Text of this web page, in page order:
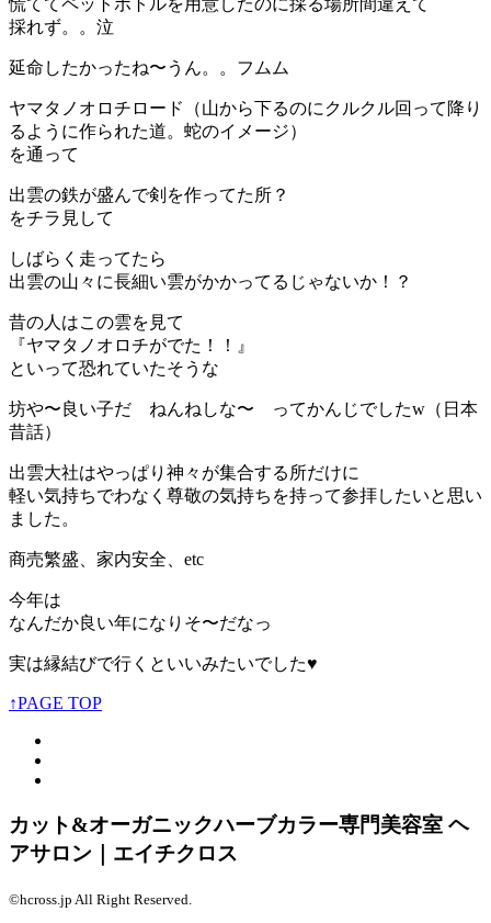
慌ててペットボトルを用意したのに採る場所間違えて
採れず。。泣
延命したかったね〜うん。。フムム
ヤマタノオロチロード（山から下るのにクルクル回って降り
るように作られた道。蛇のイメージ）
を通って
出雲の鉄が盛んで剣を作ってた所？
をチラ見して
しばらく走ってたら
出雲の山々に長細い雲がかかってるじゃないか！？
昔の人はこの雲を見て
『ヤマタノオロチがでた！！』
といって恐れていたそうな
坊や〜良い子だ ねんねしな〜 ってかんじでしたw（日本
昔話）
出雲大社はやっぱり神々が集合する所だけに
軽い気持ちでわなく尊敬の気持ちを持って参拝したいと思い
ました。
商売繁盛、家内安全、etc
今年は
なんだか良い年になりそ〜だなっ
実は縁結びで行くといいみたいでした♥
↑PAGE TOP
カット&オーガニックハーブカラー専門美容室 ヘ
アサロン｜エイチクロス
©hcross.jp All Right Reserved.